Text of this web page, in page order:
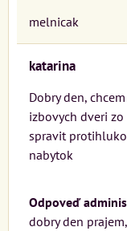
melnicak
katarina
Dobry den,
izbovych dveri
spravit
nabytok
Odpoveď
dobry den prajem,